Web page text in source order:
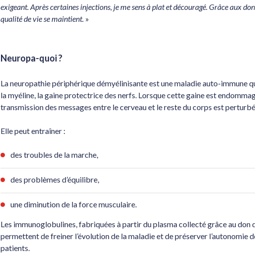
exigeant. Après certaines injections, je me sens à plat et découragé. Grâce aux
qualité de vie se maintient. »
Neuropa-quoi ?
La neuropathie périphérique démyélinisante est une maladie auto-immune
la myéline, la gaine protectrice des nerfs. Lorsque cette gaine est
transmission des messages entre le cerveau et le reste du corps est
Elle peut entraîner :
des troubles de la marche,
des problèmes d’équilibre,
une diminution de la force musculaire.
Les immunoglobulines, fabriquées à partir du plasma collecté grâce au don
permettent de freiner l’évolution de la maladie et de préserver l’autonomie
patients.